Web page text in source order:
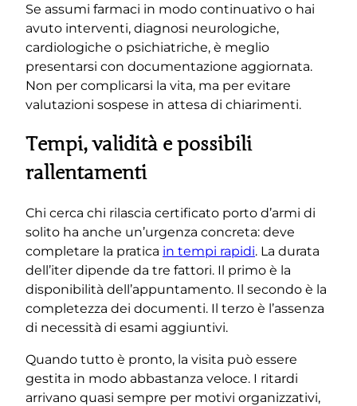
Se assumi farmaci in modo continuativo o hai
avuto interventi, diagnosi neurologiche,
cardiologiche o psichiatriche, è meglio
presentarsi con documentazione aggiornata.
Non per complicarsi la vita, ma per evitare
valutazioni sospese in attesa di chiarimenti.
Tempi, validità e possibili
rallentamenti
Chi cerca chi rilascia certificato porto d’armi di
solito ha anche un’urgenza concreta: deve
completare la pratica in tempi rapidi. La durata
dell’iter dipende da tre fattori. Il primo è la
disponibilità dell’appuntamento. Il secondo è la
completezza dei documenti. Il terzo è l’assenza
di necessità di esami aggiuntivi.
Quando tutto è pronto, la visita può essere
gestita in modo abbastanza veloce. I ritardi
arrivano quasi sempre per motivi organizzativi,